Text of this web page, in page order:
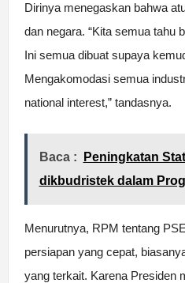
Dirinya menegaskan bahwa
dan negara. “Kita semua tahu
Ini semua dibuat supaya
Mengakomodasi semua
national interest,” tandasnya.
Baca :
Peningkatan
dikbudristek dalam
Menurutnya, RPM tentang
persiapan yang cepat,
yang terkait. Karena Presiden